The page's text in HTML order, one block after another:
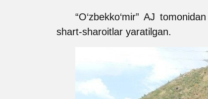
“O‘zbekko‘mir” AJ
shart-sharoitlar yaratilgan.